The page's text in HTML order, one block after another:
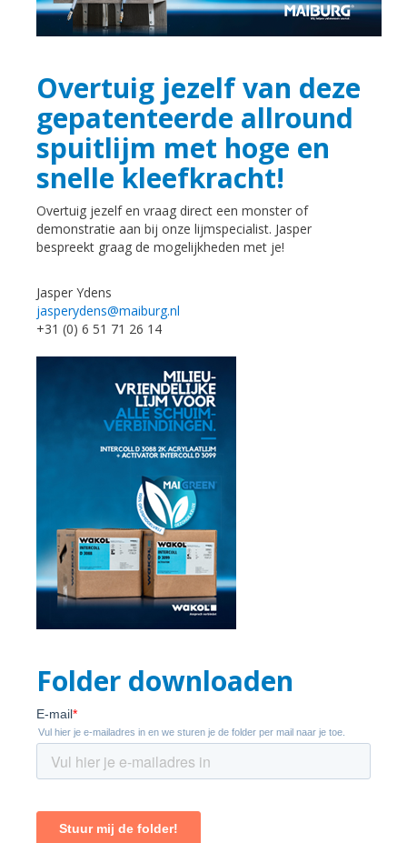
Overtuig jezelf van deze
gepatenteerde allround
spuitlijm met hoge en
snelle kleefkracht!
Overtuig jezelf en vraag direct een monster of
demonstratie aan bij onze lijmspecialist. Jasper
bespreekt graag de mogelijkheden met je!
Jasper Ydens
jasperydens@maiburg.nl
+31 (0) 6 51 71 26 14
Folder downloaden